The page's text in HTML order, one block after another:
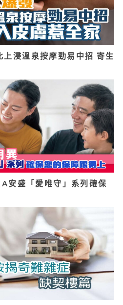
浸溫泉按摩勁易中招 寄生
安盛「愛唯守」系列確保